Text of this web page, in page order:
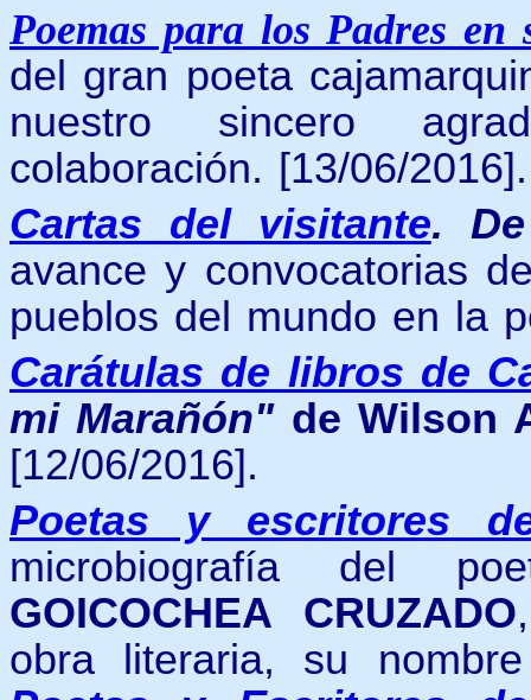
Poemas para los Padres en
del gran poeta
nuestro sincero
colaboración. [13/06/2016].
Cartas del visitante.
avance y convocatorias
pueblos del mundo en la
Carátulas de libros de
mi Marañón" de Wilson
[12/06/2016].
Poetas y escritores
microbiografía del
GOICOCHEA CRUZADO
obra literaria, su